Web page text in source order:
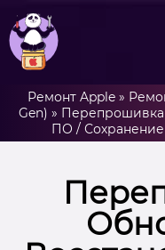
Ремонт Apple »
Gen) » Перепрошивка
ПО / Сохранение